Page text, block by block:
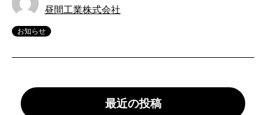
昼間工業株式会社
お知らせ
最近の投稿